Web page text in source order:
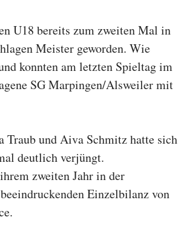
U18 bereits zum zweiten Mal in
Meister geworden. Wie
konnten am letzten Spieltag im
SG Marpingen/Alsweiler mit
und Aiva Schmitz hatte sich
deutlich verjüngt.
zweiten Jahr in der
Einzelbilanz von